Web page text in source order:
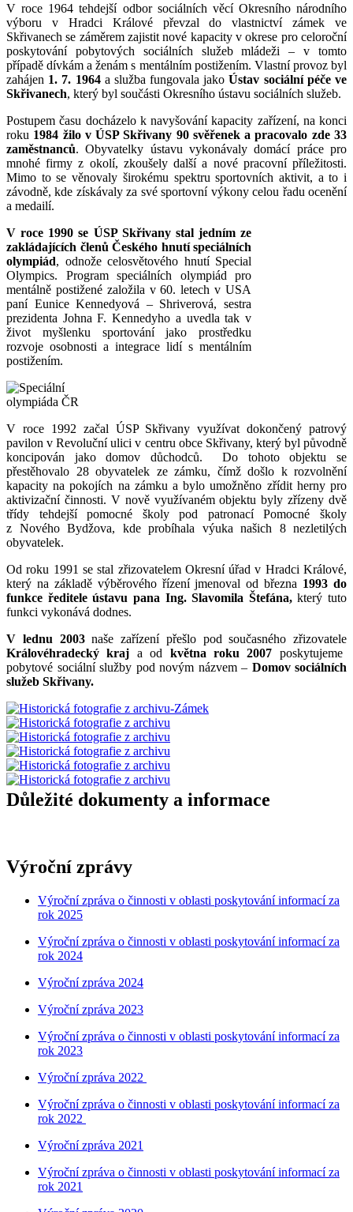
V roce 1964 tehdejší odbor sociálních věcí Okresního národního
výboru v Hradci Králové převzal do vlastnictví zámek ve
Skřivanech se záměrem zajistit nové kapacity v okrese pro celoroční
poskytování pobytových sociálních služeb mládeži – v tomto
případě dívkám a ženám s mentálním postižením. Vlastní provoz byl
zahájen 1. 7. 1964a služba fungovala jakoÚstav sociální péče ve
Skřivanech, který byl součásti Okresního ústavu sociálních služeb.
Postupem času docházelo k navyšování kapacity zařízení, na konci
roku 1984 žilo v ÚSP Skřivany 90 svěřenek a pracovalo zde 33
zaměstnanců. Obyvatelky ústavu vykonávaly domácí práce pro
mnohé firmy z okolí, zkoušely další a nové pracovní příležitosti.
Mimo to se věnovaly širokému spektru sportovních aktivit, a to i
závodně, kde získávaly za své sportovní výkony celou řadu ocenění
a medailí.
V roce 1990 se ÚSP Skřivany stal jedním ze
zakládajících členů Českého hnutí speciálních
olympiád, odnože celosvětového hnutí Special
Olympics. Program speciálních olympiád pro
mentálně postižené založila v 60. letech v USA
paní Eunice Kennedyová – Shriverová, sestra
prezidenta Johna F. Kennedyho a uvedla tak v
život myšlenku sportování jako prostředku
rozvoje osobnosti a integrace lidí s mentálním
postižením.
V roce 1992 začal ÚSP Skřivany využívat dokončený patrový
pavilon v Revoluční ulici v centru obce Skřivany, který byl původně
koncipován jako domov důchodců. Do tohoto objektu se
přestěhovalo 28 obyvatelek ze zámku, čímž došlo k rozvolnění
kapacity na pokojích na zámku a bylo umožněno zřídit herny pro
aktivizační činnosti. V nově využívaném objektu byly zřízeny dvě
třídy tehdejší pomocné školy pod patronací Pomocné školy
z Nového Bydžova, kde probíhala výuka našich 8 nezletilých
obyvatelek.
Od roku 1991 se stal zřizovatelem Okresní úřad v Hradci Králové,
který na základě výběrového řízení jmenoval od března 1993 do
funkce ředitele ústavu pana Ing. Slavomila Štefána,který tuto
funkci vykonává dodnes.
V lednu 2003naše zařízení přešlo pod současného zřizovatele
Královéhradecký kraj a od května roku 2007 poskytujeme
pobytové sociální služby pod novým názvem – Domov sociálních
služeb Skřivany.
Důležité dokumenty a informace
Výroční zprávy
Výroční zpráva o činnosti v oblasti poskytování informací za
rok 2025
Výroční zpráva o činnosti v oblasti poskytování informací za
rok 2024
Výroční zpráva 2024
Výroční zpráva 2023
Výroční zpráva o činnosti v oblasti poskytování informací za
rok 2023
Výroční zpráva 2022
Výroční zpráva o činnosti v oblasti poskytování informací za
rok 2022
Výroční zpráva 2021
Výroční zpráva o činnosti v oblasti poskytování informací za
rok 2021